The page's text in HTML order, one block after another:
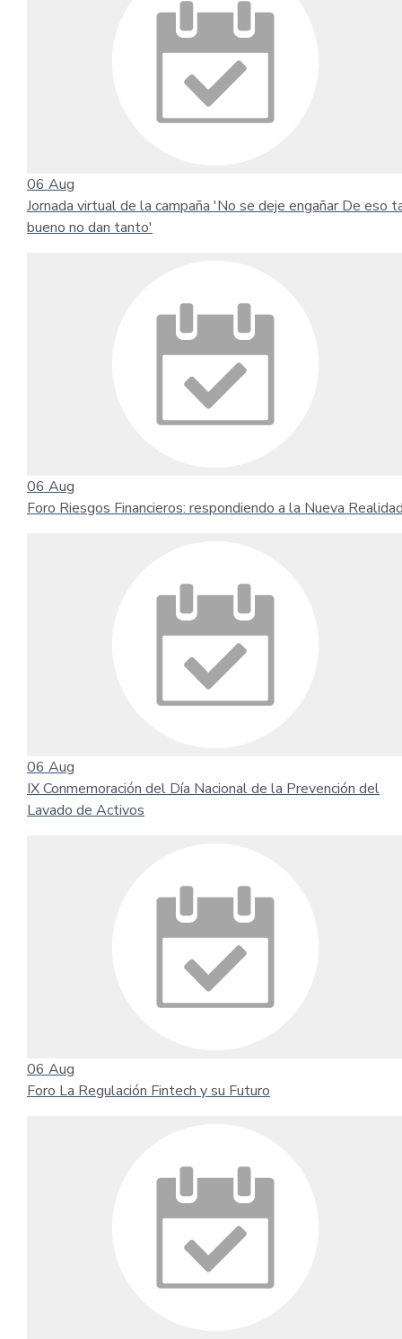
06 Aug
Jornada virtual de la campaña 'No se deje engañar De eso
bueno no dan tanto'
06 Aug
Foro Riesgos Financieros: respondiendo a la Nueva
06 Aug
IX Conmemoración del Día Nacional de la Prevención del
Lavado de Activos
06 Aug
Foro La Regulación Fintech y su Futuro